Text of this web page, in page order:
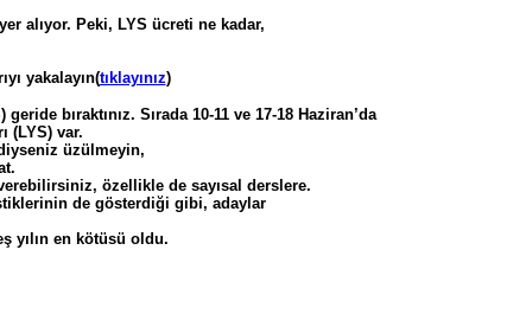
alıyor. Peki, LYS ücreti ne kadar,
yakalayın(tıklayınız)
bıraktınız. Sırada 10-11 ve 17-18 Haziran’da
(LYS) var.
üzülmeyin,
özellikle de sayısal derslere.
de gösterdiği gibi, adaylar
yılın en kötüsü oldu.